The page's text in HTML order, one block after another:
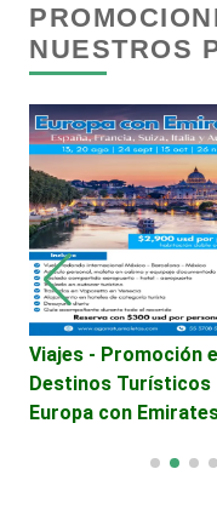
Cromadoras
Decoración
Dentistas
Deportes
Depósitos
NUESTROS
Viajes - Promoción
Destinos Turísticos
Europa con